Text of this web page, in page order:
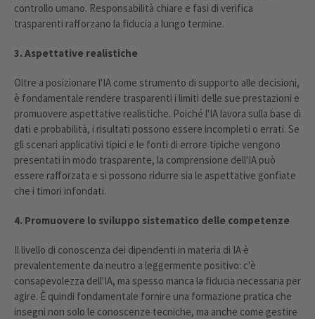
controllo umano. Responsabilità chiare e fasi di verifica
trasparenti rafforzano la fiducia a lungo termine.
3. Aspettative realistiche
Oltre a posizionare l'IA come strumento di supporto alle decisioni,
è fondamentale rendere trasparenti i limiti delle sue prestazioni e
promuovere aspettative realistiche. Poiché l'IA lavora sulla base di
dati e probabilità, i risultati possono essere incompleti o errati. Se
gli scenari applicativi tipici e le fonti di errore tipiche vengono
presentati in modo trasparente, la comprensione dell'IA può
essere rafforzata e si possono ridurre sia le aspettative gonfiate
che i timori infondati.
4. Promuovere lo sviluppo sistematico delle competenze
Il livello di conoscenza dei dipendenti in materia di IA è
prevalentemente da neutro a leggermente positivo: c'è
consapevolezza dell'IA, ma spesso manca la fiducia necessaria per
agire. È quindi fondamentale fornire una formazione pratica che
insegni non solo le conoscenze tecniche, ma anche come gestire